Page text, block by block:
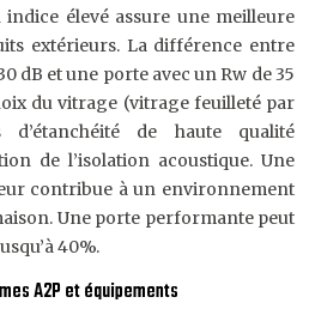
élevé assure une meilleure
extérieurs. La différence entre
dB et une porte avec un Rw de 35
du vitrage (vitrage feuilleté par
de haute qualité
de l’isolation acoustique. Une
contribue à un environnement
Une porte performante peut
40%.
A2P et équipements